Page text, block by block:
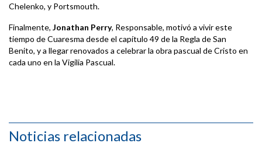
Chelenko, y Portsmouth.
Finalmente, Jonathan Perry, Responsable, motivó a vivir este
tiempo de Cuaresma desde el capítulo 49 de la Regla de San
Benito, y a llegar renovados a celebrar la obra pascual de Cristo en
cada uno en la Vigilia Pascual.
Noticias relacionadas